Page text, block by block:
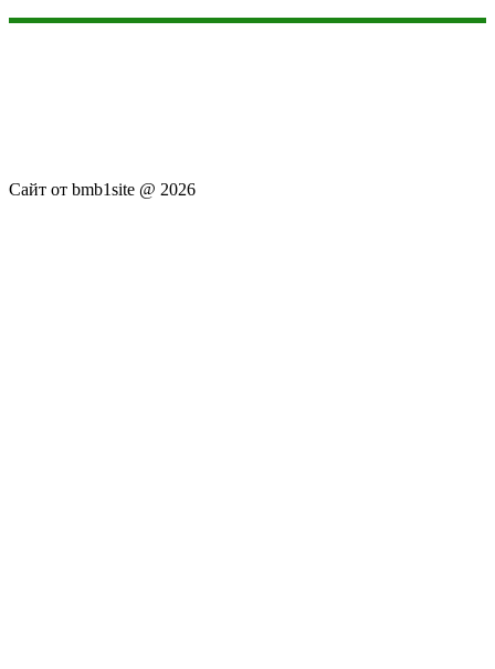
Сайт от bmb1site @ 2026